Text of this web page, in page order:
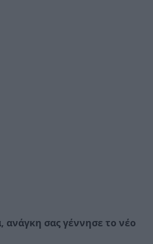
ανάγκη σας γέννησε το νέο